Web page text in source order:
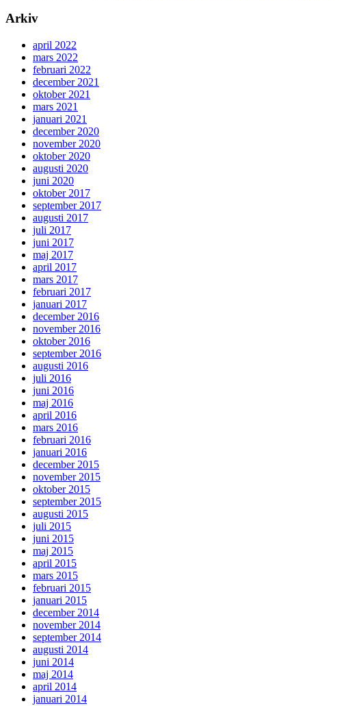
Arkiv
april 2022
mars 2022
februari 2022
december 2021
oktober 2021
mars 2021
januari 2021
december 2020
november 2020
oktober 2020
augusti 2020
juni 2020
oktober 2017
september 2017
augusti 2017
juli 2017
juni 2017
maj 2017
april 2017
mars 2017
februari 2017
januari 2017
december 2016
november 2016
oktober 2016
september 2016
augusti 2016
juli 2016
juni 2016
maj 2016
april 2016
mars 2016
februari 2016
januari 2016
december 2015
november 2015
oktober 2015
september 2015
augusti 2015
juli 2015
juni 2015
maj 2015
april 2015
mars 2015
februari 2015
januari 2015
december 2014
november 2014
september 2014
augusti 2014
juni 2014
maj 2014
april 2014
januari 2014